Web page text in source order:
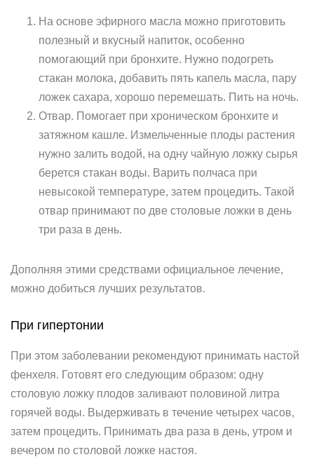
На основе эфирного масла можно приготовить
полезный и вкусный напиток, особенно
помогающий при бронхите. Нужно подогреть
стакан молока, добавить пять капель масла, пару
ложек сахара, хорошо перемешать. Пить на ночь.
Отвар. Помогает при хроническом бронхите и
затяжном кашле. Измельченные плоды растения
нужно залить водой, на одну чайную ложку сырья
берется стакан воды. Варить полчаса при
невысокой температуре, затем процедить. Такой
отвар принимают по две столовые ложки в день
три раза в день.
Дополняя этими средствами официальное лечение,
можно добиться лучших результатов.
При гипертонии
При этом заболевании рекомендуют принимать настой
фенхеля. Готовят его следующим образом: одну
столовую ложку плодов заливают половиной литра
горячей воды. Выдерживать в течение четырех часов,
затем процедить. Принимать два раза в день, утром и
вечером по столовой ложке настоя.